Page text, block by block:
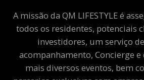
A missão da QM LIFESTYLE é
todos os residentes, potenciais
investidores, um serviço
acompanhamento, Concierge e
mais diversos eventos, bem